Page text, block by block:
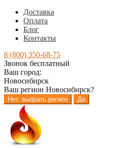
Доставка
Оплата
Блог
Контакты
8 (800) 350-68-75
Звонок бесплатный
Ваш город:
Новосибирск
Ваш регион Новосибирск?
Нет, выбрать регион Да
Перейти
навигации
Перейти
содержимому